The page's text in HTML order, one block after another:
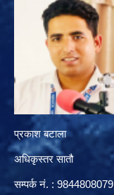
प्रकाश बटाला
अधिकृस्तर सातौ
सम्पर्क न‌ं. : 9844808079